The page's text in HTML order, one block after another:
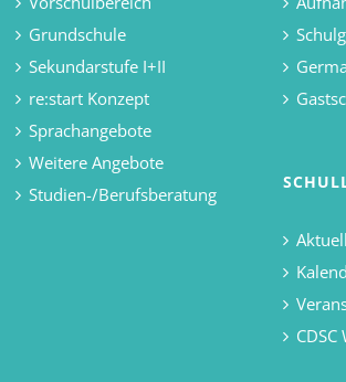
Grundschule
Sekundarstufe I+II
re:start Konzept
Sprachangebote
Weitere Angebote
Studien-/Berufsberatung
CDSC